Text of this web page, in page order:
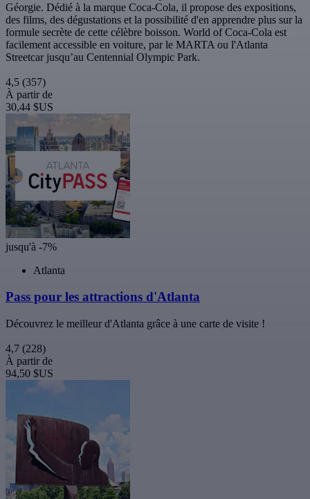
Géorgie. Dédié à la marque Coca-Cola, il propose des expositions,
des films, des dégustations et la possibilité d'en apprendre plus sur la
formule secrète de cette célèbre boisson. World of Coca-Cola est
facilement accessible en voiture, par le MARTA ou l'Atlanta
Streetcar jusqu’au Centennial Olympic Park.
4,5 (357)
À partir de
30,44 $US
jusqu'à -7%
Atlanta
Pass pour les attractions d'Atlanta
Découvrez le meilleur d'Atlanta grâce à une carte de visite !
4,7 (228)
À partir de
94,50 $US